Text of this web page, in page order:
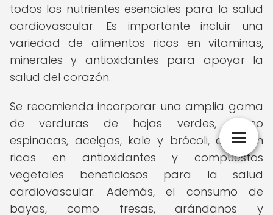
todos los nutrientes esenciales para la salud
cardiovascular. Es importante incluir una
variedad de alimentos ricos en vitaminas,
minerales y antioxidantes para apoyar la
salud del corazón.
Se recomienda incorporar una amplia gama
de verduras de hojas verdes, como
espinacas, acelgas, kale y brócoli, que son
ricas en antioxidantes y compuestos
vegetales beneficiosos para la salud
cardiovascular. Además, el consumo de
bayas, como fresas, arándanos y